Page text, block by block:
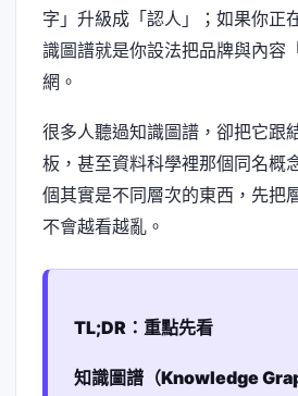
字」升級成「認人」；如果你正
識圖譜就是你設法把品牌與內容
網。
很多人聽過知識圖譜，卻把它跟
板，甚至資料科學裡那個同名概
個其實是不同層次的東西，先把
不會越看越亂。
TL;DR：重點先看
知識圖譜（Knowledge